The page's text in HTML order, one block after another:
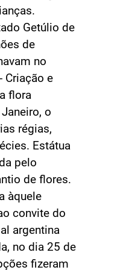
Getúlio de
de
no
Criação e
flora
o
régias,
Estátua
pelo
de flores.
àquele
convite do
argentina
no dia 25 de
fizeram